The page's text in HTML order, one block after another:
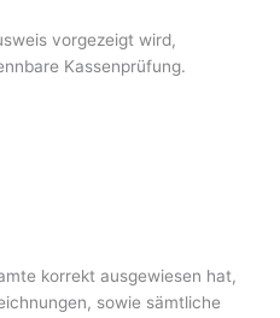
vorgezeigt wird,
Kassenprüfung.
korrekt ausgewiesen hat,
sowie sämtliche